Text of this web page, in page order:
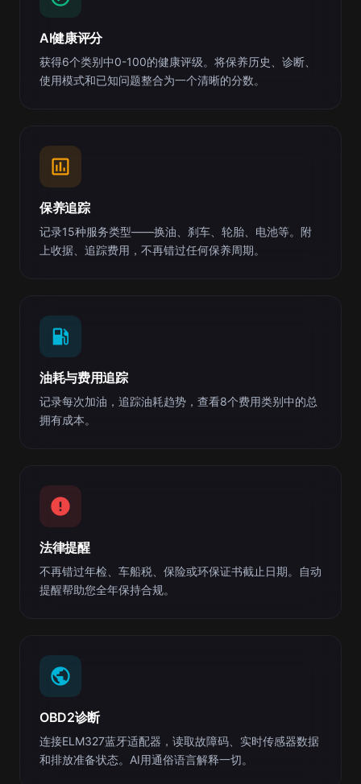
AI健康评分
获得6个类别中0-100的健康评级。将保养历史、诊断、
使用模式和已知问题整合为一个清晰的分数。
保养追踪
记录15种服务类型——换油、刹车、轮胎、电池等。附
上收据、追踪费用，不再错过任何保养周期。
油耗与费用追踪
记录每次加油，追踪油耗趋势，查看8个费用类别中的总
拥有成本。
法律提醒
不再错过年检、车船税、保险或环保证书截止日期。自动
提醒帮助您全年保持合规。
OBD2诊断
连接ELM327蓝牙适配器，读取故障码、实时传感器数据
和排放准备状态。AI用通俗语言解释一切。